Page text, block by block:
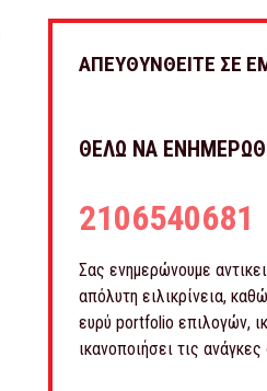
ΑΠΕΥΘΥΝΘΕΙΤΕ ΣΕ
ΘΕΛΩ ΝΑ
2106540681
Σας ενημερώνουμε
απόλυτη ειλικρίνεια,
ευρύ portfolio επιλογών,
ικανοποιήσει τις